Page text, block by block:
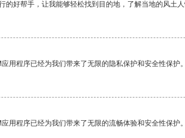
的好帮手，让我能够轻松找到目的地，了解当地的风土人
用程序已经为我们带来了无限的隐私保护和安全性保护。
用程序已经为我们带来了无限的流畅体验和安全性保护。